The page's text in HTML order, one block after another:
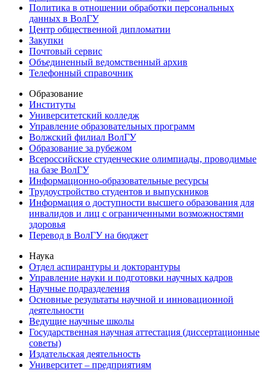
Политика в отношении обработки персональных
данных в ВолГУ
Центр общественной дипломатии
Закупки
Почтовый сервис
Объединенный ведомственный архив
Телефонный справочник
Образование
Институты
Университетский колледж
Управление образовательных программ
Волжский филиал ВолГУ
Образование за рубежом
Всероссийские студенческие олимпиады, проводимые
на базе ВолГУ
Информационно-образовательные ресурсы
Трудоустройство студентов и выпускников
Информация о доступности высшего образования для
инвалидов и лиц с ограниченными возможностями
здоровья
Перевод в ВолГУ на бюджет
Наука
Отдел аспирантуры и докторантуры
Управление науки и подготовки научных кадров
Научные подразделения
Основные результаты научной и инновационной
деятельности
Ведущие научные школы
Государственная научная аттестация (диссертационные
советы)
Издательская деятельность
Университет – предприятиям